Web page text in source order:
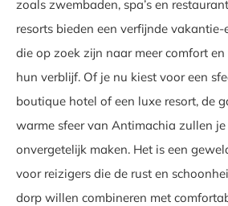
zoals zwembaden, spa’s en
resorts bieden een verfijnde
die op zoek zijn naar meer comfort
hun verblijf. Of je nu kiest voor een
boutique hotel of een luxe resort, de
warme sfeer van Antimachia zullen
onvergetelijk maken. Het is een
voor reizigers die de rust en
dorp willen combineren met